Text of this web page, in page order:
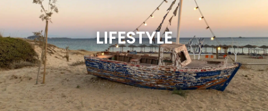
LIFESTYLE